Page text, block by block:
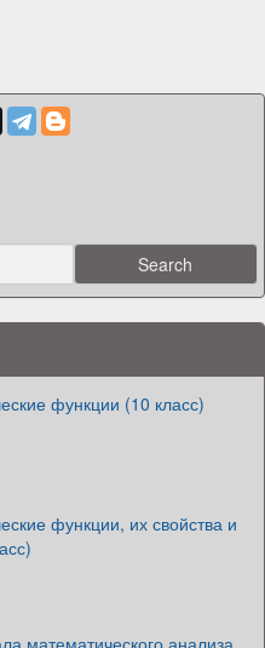
функции (10 класс)
функции, их свойства и
математического анализа,